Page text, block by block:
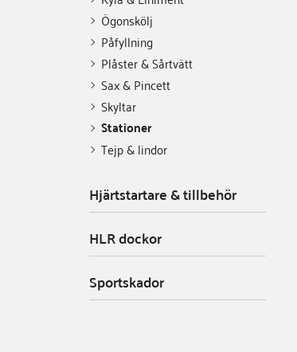
Ögonskölj
Påfyllning
Plåster & Sårtvätt
Sax & Pincett
Skyltar
Stationer
Tejp & lindor
Hjärtstartare & tillbehör
HLR dockor
Sportskador